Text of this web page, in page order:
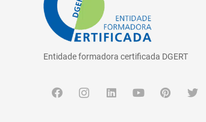
Entidade formadora certificada DGERT